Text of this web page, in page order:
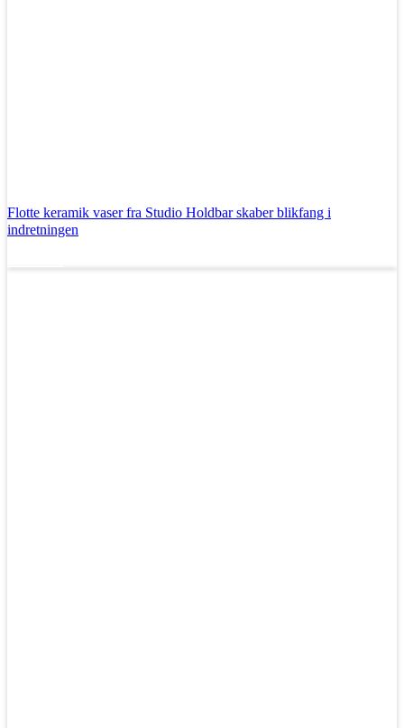
Flotte keramik vaser fra Studio Holdbar skaber blikfang i
indretningen